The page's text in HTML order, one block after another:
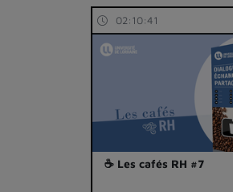
02:10:41
☕ Les cafés RH #7